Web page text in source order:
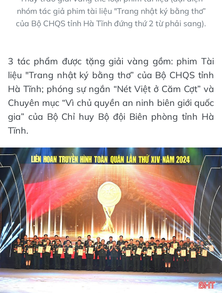
nhóm tác giả phim tài liệu "Trang nhật ký bằng thơ”
của Bộ CHQS tỉnh Hà Tĩnh đứng thứ 2 từ phải sang).
3 tác phẩm được tặng giải vàng gồm: phim Tài
liệu "Trang nhật ký bằng thơ” của Bộ CHQS tỉnh
Hà Tĩnh; phóng sự ngắn “Nét Việt ở Căm Cợt” và
Chuyên mục “Vì chủ quyền an ninh biên giới quốc
gia” của Bộ Chỉ huy Bộ đội Biên phòng tỉnh Hà
Tĩnh.